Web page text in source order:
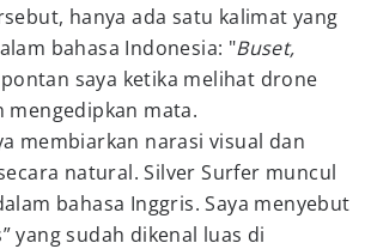
hanya ada satu kalimat yang
bahasa Indonesia: "Buset,
saya ketika melihat drone
mengedipkan mata.
membiarkan narasi visual dan
natural. Silver Surfer muncul
bahasa Inggris. Saya menyebut
yang sudah dikenal luas di